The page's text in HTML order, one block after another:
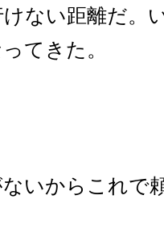
ない距離だ。
てきた。
ないからこれで